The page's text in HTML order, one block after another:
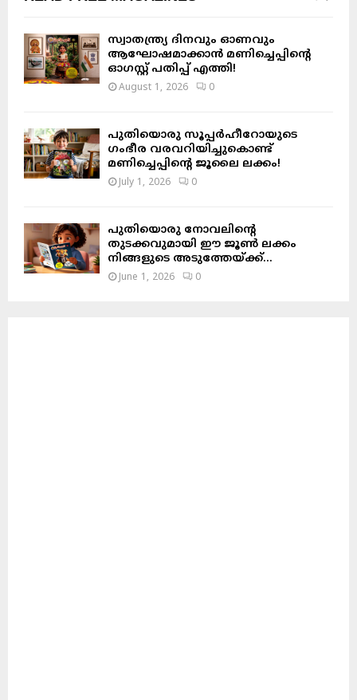
സ്വാതന്ത്ര്യ ദിനവും ഓണവും
ആഘോഷമാക്കാൻ മണിച്ചെപ്പിന്റെ
ഓഗസ്റ്റ് പതിപ്പ് എത്തി!
August 1, 2026 0
പുതിയൊരു സൂപ്പർഹീറോയുടെ
ഗംഭീര വരവറിയിച്ചുകൊണ്ട്
മണിച്ചെപ്പിന്റെ ജൂലൈ ലക്കം!
July 1, 2026 0
പുതിയൊരു നോവലിന്റെ
തുടക്കവുമായി ഈ ജൂൺ ലക്കം
നിങ്ങളുടെ അടുത്തേയ്ക്ക്…
June 1, 2026 0